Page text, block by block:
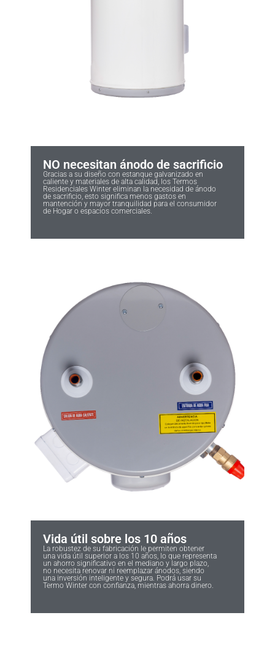
NO necesitan ánodo de sacrificio
Gracias a su diseño con estanque galvanizado en
caliente y materiales de alta calidad, los Termos
Residenciales Winter eliminan la necesidad de ánodo
de sacrificio, esto significa menos gastos en
mantención y mayor tranquilidad para el consumidor
de Hogar o espacios comerciales.
Vida útil sobre los 10 años
La robustez de su fabricación le permiten obtener
una vida útil superior a los 10 años, lo que representa
un ahorro significativo en el mediano y largo plazo,
no necesita renovar ni reemplazar ánodos, siendo
una inversión inteligente y segura. Podrá usar su
Termo Winter con confianza, mientras ahorra dinero.